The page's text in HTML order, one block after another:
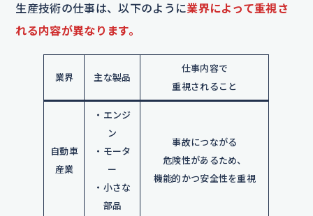
生産技術の仕事は、以下のように業界によって重視さ
れる内容が異なります。
業界 主な製品
仕事内容で
重視されること
自動車
産業
・エンジ
ン
・モータ
ー
・小さな
部品
事故につながる
危険性があるため、
機能的かつ安全性を重視